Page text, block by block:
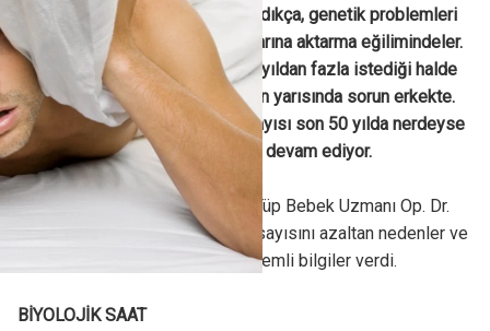
baba olma yaşı ilerleriye taşındıkça, genetik problemleri
annelerden daha fazla çocuklarına aktarma eğilimindeler.
Yine yeni çalışmalara göre bir yıldan fazla istediği halde
çocuk sahibi olamayan çiftlerin yarısında sorun erkekte.
Erkeklerde ortalama sperm sayısı son 50 yılda nerdeyse
yarı yarıya azaldı ve azalmaya devam ediyor.
Kadın Hastalıkları Doğum ve Tüp Bebek Uzmanı Op. Dr.
Betül Görgen, erkeğin sperm sayısını azaltan nedenler ve
alınacak önlemler hakkında önemli bilgiler verdi.
BİYOLOJİK SAAT